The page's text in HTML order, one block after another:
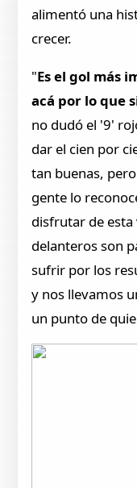
alimentó una
crecer.
"Es el gol más
acá por lo que
no dudó el '9'
dar el cien por
tan buenas,
gente lo
disfrutar de
delanteros son
sufrir por los
y nos llevamos
un punto de